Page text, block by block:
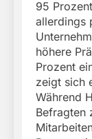
95
allerdings
höhere
Prozent
zeigt sich
Während
Befragten